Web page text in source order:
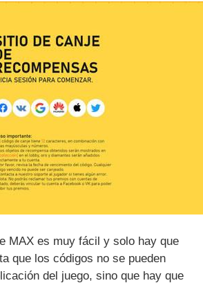
MAX es muy fácil y solo hay que
que los códigos no se pueden
del juego, sino que hay que